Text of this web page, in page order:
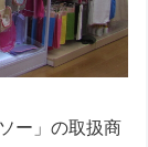
ー」の取扱商